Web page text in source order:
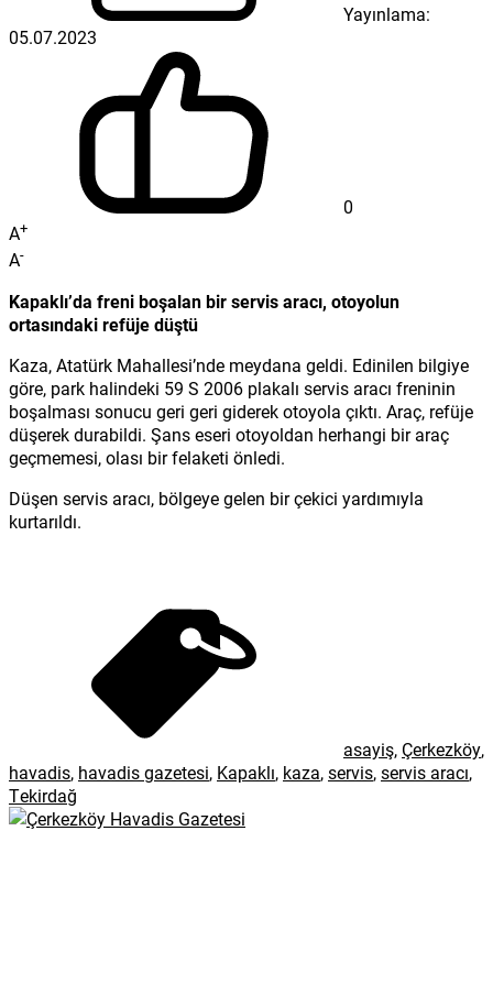
Yayınlama:
05.07.2023
0
A+
A-
Kapaklı’da freni boşalan bir servis aracı, otoyolun
ortasındaki refüje düştü
Kaza, Atatürk Mahallesi’nde meydana geldi. Edinilen bilgiye
göre, park halindeki 59 S 2006 plakalı servis aracı freninin
boşalması sonucu geri geri giderek otoyola çıktı. Araç, refüje
düşerek durabildi. Şans eseri otoyoldan herhangi bir araç
geçmemesi, olası bir felaketi önledi.
Düşen servis aracı, bölgeye gelen bir çekici yardımıyla
kurtarıldı.
asayiş, Çerkezköy,
havadis, havadis gazetesi, Kapaklı, kaza,servis,servis aracı,
Tekirdağ